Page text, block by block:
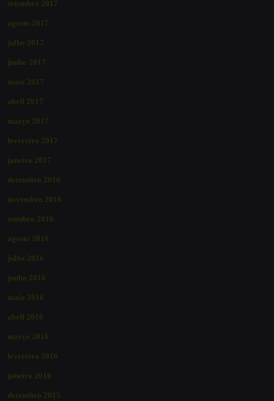
setembro 2017
agosto 2017
julho 2017
junho 2017
maio 2017
abril 2017
março 2017
fevereiro 2017
janeiro 2017
dezembro 2016
novembro 2016
outubro 2016
agosto 2016
julho 2016
junho 2016
maio 2016
abril 2016
março 2016
fevereiro 2016
janeiro 2016
dezembro 2015